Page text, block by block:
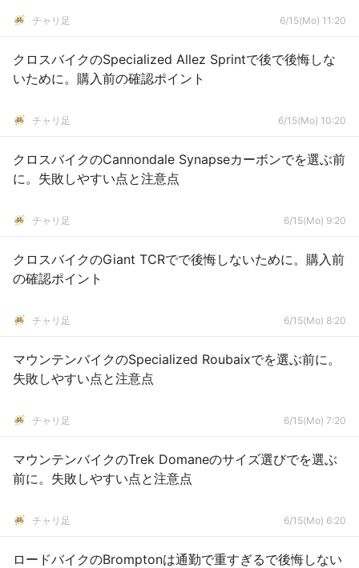
チャリ足 6/15(Mo) 11:20
クロスバイクのSpecialized Allez Sprintで後で後悔しな
いために。購入前の確認ポイント
チャリ足 6/15(Mo) 10:20
クロスバイクのCannondale Synapseカーボンでを選ぶ前
に。失敗しやすい点と注意点
チャリ足 6/15(Mo) 9:20
クロスバイクのGiant TCRでで後悔しないために。購入前
の確認ポイント
チャリ足 6/15(Mo) 8:20
マウンテンバイクのSpecialized Roubaixでを選ぶ前に。
失敗しやすい点と注意点
チャリ足 6/15(Mo) 7:20
マウンテンバイクのTrek Domaneのサイズ選びでを選ぶ
前に。失敗しやすい点と注意点
チャリ足 6/15(Mo) 6:20
ロードバイクのBromptonは通勤で重すぎるで後悔しない